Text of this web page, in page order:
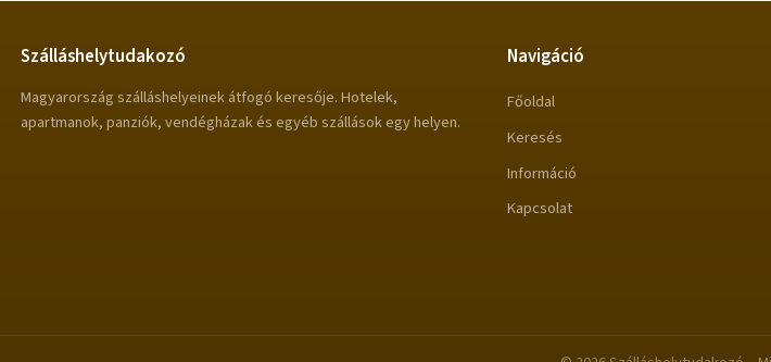
Szálláshelytudakozó
Magyarország szálláshelyeinek átfogó keresője. Hotelek,
apartmanok, panziók, vendégházak és egyéb szállások egy helyen.
Navigáció
Főoldal
Keresés
Információ
Kapcsolat